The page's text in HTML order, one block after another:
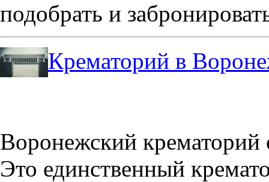
подобрать и
Крематорий в
Воронежский крематорий
Это единственный